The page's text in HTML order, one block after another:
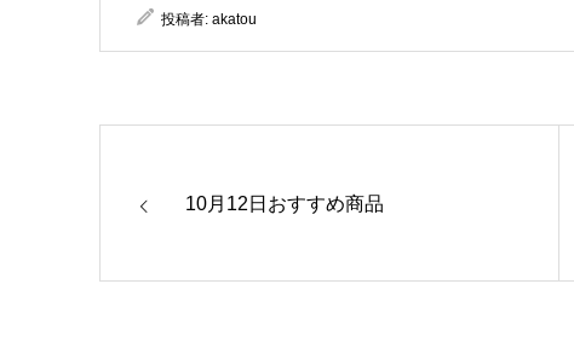
投稿者: akatou
10月12日おすすめ商品